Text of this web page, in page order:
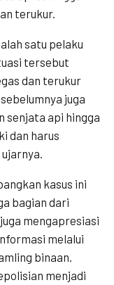
terukur.
satu pelaku
tersebut
dan terukur
juga
senjata api hingga
dan harus
kasus ini
bagian dari
mengapresiasi
melalui
binaan.
menjadi